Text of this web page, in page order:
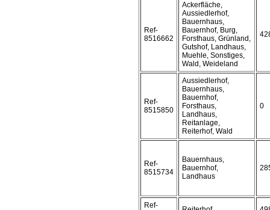
Ref-
8516662
Ackerfläche,
Aussiedlerhof,
Bauernhaus,
Bauernhof, Burg,
Forsthaus, Grünland,
Gutshof, Landhaus,
Muehle, Sonstiges,
Wald, Weideland
Ref-
8515850
Aussiedlerhof,
Bauernhaus,
Bauernhof,
Forsthaus,
Landhaus,
Reitanlage,
Reiterhof, Wald
0
Ref-
8515734
Bauernhaus,
Bauernhof,
Landhaus
Ref-